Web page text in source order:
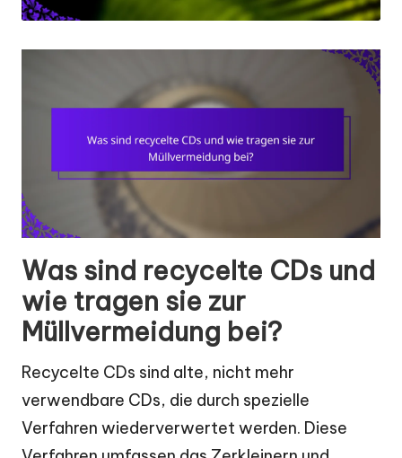
Was sind recycelte CDs und
wie tragen sie zur
Müllvermeidung bei?
Recycelte CDs sind alte, nicht mehr
verwendbare CDs, die durch spezielle
Verfahren wiederverwertet werden. Diese